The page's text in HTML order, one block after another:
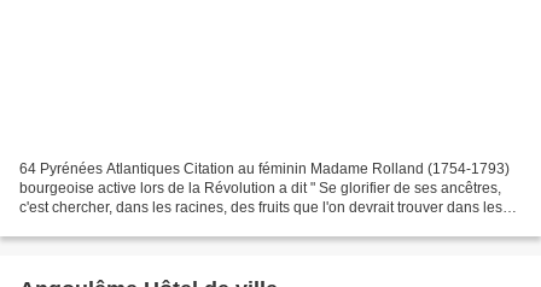
64 Pyrénées Atlantiques Citation au féminin Madame Rolland (1754-1793)
bourgeoise active lors de la Révolution a dit " Se glorifier de ses ancêtres,
c'est chercher, dans les racines, des fruits que l'on devrait trouver dans les